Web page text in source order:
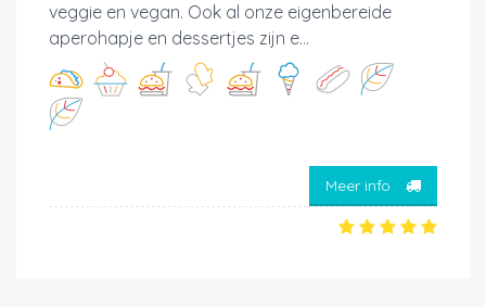
veggie en vegan. Ook al onze eigenbereide
aperohapje en dessertjes zijn e...
Meer info